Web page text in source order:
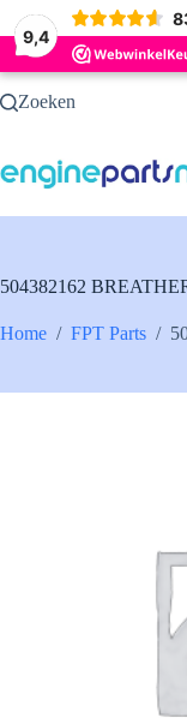
9,4
Ga
naarZoeken
504382162
Home / FPT Parts /